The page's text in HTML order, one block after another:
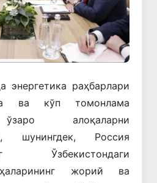
энергетика раҳбарлари
ва кўп томонлама
алоқаларни
шунингдек, Россия
Ўзбекистондаги
жорий ва